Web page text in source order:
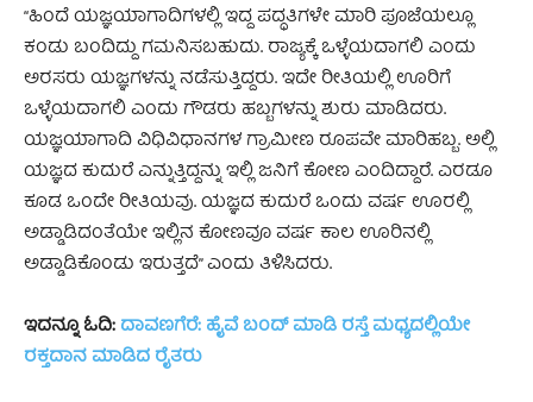
“ಹಿಂದೆ ಯಜ್ಞಯಾಗಾದಿಗಳಲ್ಲಿ ಇದ್ದ ಪದ್ಧತಿಗಳೇ ಮಾರಿ ಪೂಜೆಯಲ್ಲೂ
ಕಂಡು ಬಂದಿದ್ದು ಗಮನಿಸಬಹುದು. ರಾಜ್ಯಕ್ಕೆ ಒಳ್ಳೆಯದಾಗಲಿ ಎಂದು
ಅರಸರು ಯಜ್ಞಗಳನ್ನು ನಡೆಸುತ್ತಿದ್ದರು. ಇದೇ ರೀತಿಯಲ್ಲಿ ಊರಿಗೆ
ಒಳ್ಳೆಯದಾಗಲಿ ಎಂದು ಗೌಡರು ಹಬ್ಬಗಳನ್ನು ಶುರು ಮಾಡಿದರು.
ಯಜ್ಞಯಾಗಾದಿ ವಿಧಿವಿಧಾನಗಳ ಗ್ರಾಮೀಣ ರೂಪವೇ ಮಾರಿಹಬ್ಬ. ಅಲ್ಲಿ
ಯಜ್ಞದ ಕುದುರೆ ಎನ್ನುತ್ತಿದ್ದನ್ನು ಇಲ್ಲಿ ಜನಿಗೆ ಕೋಣ ಎಂದಿದ್ದಾರೆ. ಎರಡೂ
ಕೂಡ ಒಂದೇ ರೀತಿಯವು. ಯಜ್ಞದ ಕುದುರೆ ಒಂದು ವರ್ಷ ಊರಲ್ಲಿ
ಅಡ್ಡಾಡಿದಂತೆಯೇ ಇಲ್ಲಿನ ಕೋಣವೂ ವರ್ಷ ಕಾಲ ಊರಿನಲ್ಲಿ
ಅಡ್ಡಾಡಿಕೊಂಡು ಇರುತ್ತದೆ” ಎಂದು ತಿಳಿಸಿದರು.
ಇದನ್ನೂ ಓದಿ:ದಾವಣಗೆರೆ: ಹೈವೆ ಬಂದ್ ಮಾಡಿ ರಸ್ತೆ ಮಧ್ಯದಲ್ಲಿಯೇ
ರಕ್ತದಾನ ಮಾಡಿದ ರೈತರು